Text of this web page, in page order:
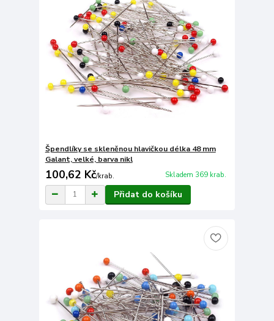
Špendlíky se skleněnou hlavičkou délka 48 mm
Galant, velké, barva nikl
100,62 Kč/krab. Skladem 369 krab.
Přidat do košíku